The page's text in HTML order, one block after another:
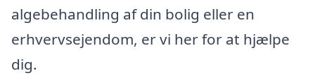
algebehandling af din bolig eller en
erhvervsejendom, er vi her for at hjælpe
dig.